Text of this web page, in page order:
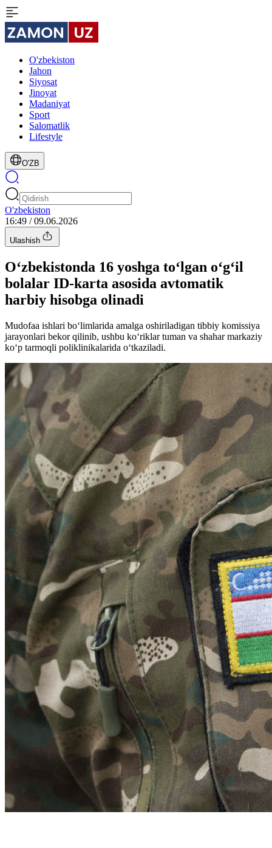
O'zbekiston
Jahon
Siyosat
Jinoyat
Madaniyat
Sport
Salomatlik
Lifestyle
O'ZB
O'zbekiston
16:49 / 09.06.2026
Ulashish
O‘zbekistonda 16 yoshga to‘lgan o‘g‘il
bolalar ID-karta asosida avtomatik
harbiy hisobga olinadi
Mudofaa ishlari bo‘limlarida amalga oshiriladigan tibbiy komissiya
jarayonlari bekor qilinib, ushbu ko‘riklar tuman va shahar markaziy
ko‘p tarmoqli poliklinikalarida o‘tkaziladi.